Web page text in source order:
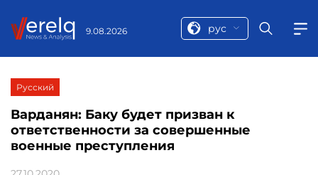
9.08.2026 рус
Русский
Варданян: Баку будет призван к
ответственности за совершенные
военные преступления